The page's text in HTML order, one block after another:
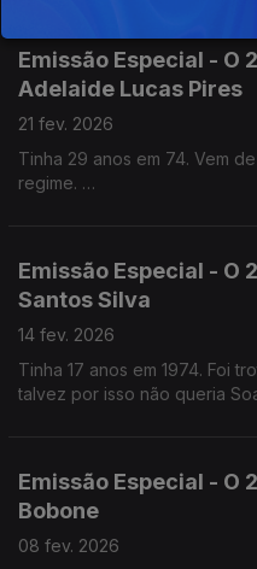
Emissão Especial - O
Adelaide Lucas Pires
21 fev. 2026
Tinha 29 anos em 74. Vem
regime.
Emissão Especial - O
Santos Silva
14 fev. 2026
Tinha 17 anos em 1974. Foi
talvez por isso não queria
Emissão Especial - O
Bobone
08 fev. 2026